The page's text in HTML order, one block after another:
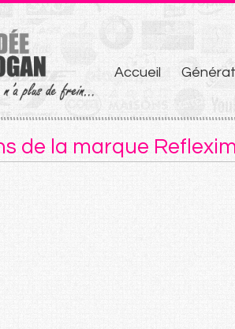
Aller
au
contenu
Accueil
de la marque